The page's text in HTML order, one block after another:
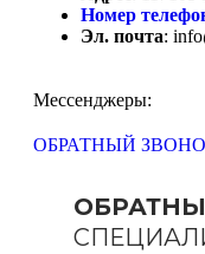
Номер
Эл. почта:
Мессенджеры:
ОБРАТНЫЙ